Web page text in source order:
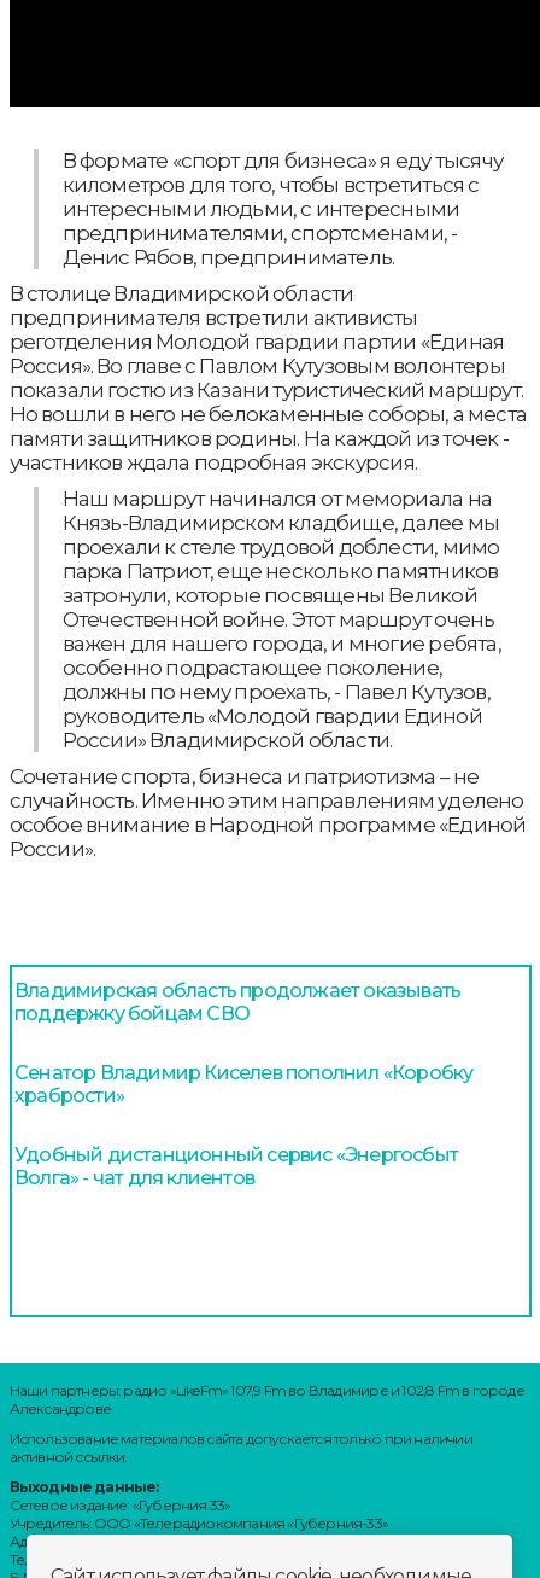
В формате «спорт для бизнеса» я еду тысячу
километров для того, чтобы встретиться с
интересными людьми, с интересными
предпринимателями, спортсменами, -
Денис Рябов, предприниматель.
В столице Владимирской области
предпринимателя встретили активисты
реготделения Молодой гвардии партии «Единая
Россия». Во главе с Павлом Кутузовым волонтеры
показали гостю из Казани туристический маршрут.
Но вошли в него не белокаменные соборы, а места
памяти защитников родины. На каждой из точек -
участников ждала подробная экскурсия.
Наш маршрут начинался от мемориала на
Князь-Владимирском кладбище, далее мы
проехали к стеле трудовой доблести, мимо
парка Патриот, еще несколько памятников
затронули, которые посвящены Великой
Отечественной войне. Этот маршрут очень
важен для нашего города, и многие ребята,
особенно подрастающее поколение,
должны по нему проехать, - Павел Кутузов,
руководитель «Молодой гвардии Единой
России» Владимирской области.
Сочетание спорта, бизнеса и патриотизма – не
случайность. Именно этим направлениям уделено
особое внимание в Народной программе «Единой
России».
Владимирская область продолжает оказывать
поддержку бойцам СВО
Сенатор Владимир Киселев пополнил «Коробку
храбрости»
Удобный дистанционный сервис «Энергосбыт
Волга» - чат для клиентов
Наши партнеры: радио «LikeFm» 107,9 Fm во Владимире и 102,8 Fm в городе
Александрове
Использование материалов сайта допускается только при наличии
активной ссылки.
Выходные данные:
Сетевое издание: «Губерния 33»
Учредитель: ООО «Телерадиокомпания «Губерния-33»
Адрес: Воронцовский переулок, д.4.г. Владимир, 600000
Телефон: 8 (4922) 36-20-36.